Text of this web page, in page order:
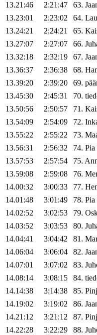
13.21:46
2:21:47 63.
13.23:01
2:23:02 64.
13.24:21
2:24:21 65.
13.27:07
2:27:07 66.
13.32:18
2:32:19 67.
13.36:37
2:36:38 68.
13.39:20
2:39:20 69.
13.45:30
2:45:31 70.
13.50:56
2:50:57 71.
13.54:09
2:54:09 72.
13.55:22
2:55:22 73.
13.56:31
2:56:32 74. Pia
13.57:53
2:57:54 75.
13.59:08
2:59:08 76.
14.00:32
3:00:33 77.
14.01:48
3:01:49 78. Pia
14.02:52
3:02:53 79.
14.03:52
3:03:53 80.
14.04:41
3:04:42 81.
14.06:04
3:06:04 82.
14.07:01
3:07:02 83.
14.08:14
3:08:15 84.
14.14:38
3:14:38 85.
14.19:02
3:19:02 86.
14.21:12
3:21:12 87.
14.22:28
3:22:29 88.